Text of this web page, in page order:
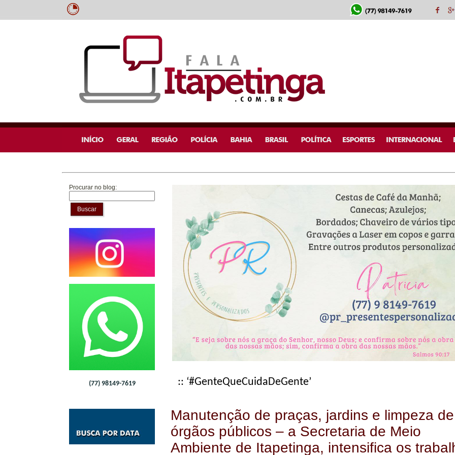
Procurar no blog:
Buscar
(77) 98149-7619 :: ‘#GenteQueCuidaDeGente’
Manutenção de praças, jardins e limpeza de
órgãos públicos – a Secretaria de Meio
Ambiente de Itapetinga, intensifica os